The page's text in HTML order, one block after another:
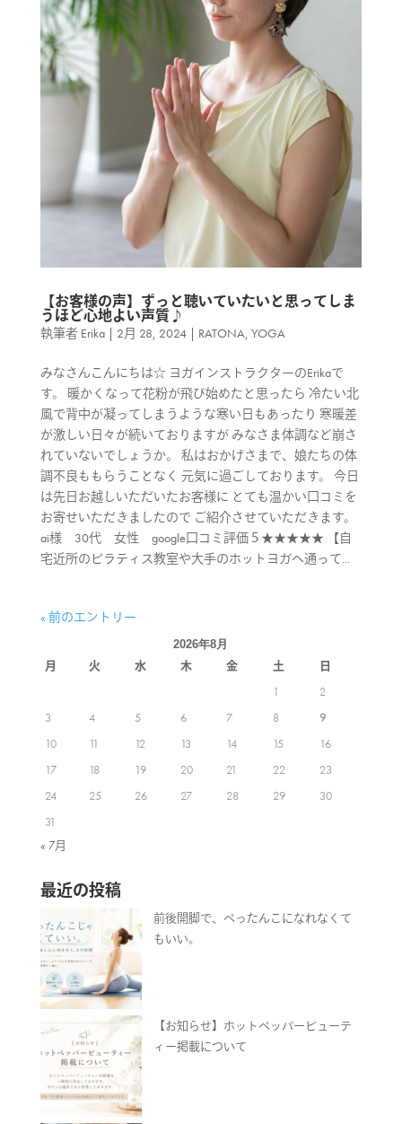
【お客様の声】ずっと聴いていたいと思ってしま
うほど心地よい声質♪
執筆者 Erika| 2月 28, 2024| RATONA YOGA
みなさんこんにちは☆ ヨガインストラクターのErikaで
す。 暖かくなって花粉が飛び始めたと思ったら 冷たい北
風で背中が凝ってしまうような寒い日もあったり 寒暖差
が激しい日々が続いておりますが みなさま体調など崩さ
れていないでしょうか。 私はおかげさまで、娘たちの体
調不良ももらうことなく 元気に過ごしております。 今日
は先日お越しいただいたお客様に とても温かい口コミを
お寄せいただきましたので ご紹介させていただきます。
ai様 30代 女性 google口コミ評価５★★★★★ 【自
宅近所のピラティス教室や大手のホットヨガへ通って...
« 前のエントリー
2026年8月
月 火 水 木 金 土
日
1
2
3
4 5 6 7 8
9
10
11 12 13 14 15
16
17
18 19 20 21 22
23
24
25 26 27 28 29
30
31
« 7月
最近の投稿
前後開脚で、ぺったんこになれなくて
もいい。
【お知らせ】ホットペッパービューテ
ィー掲載について